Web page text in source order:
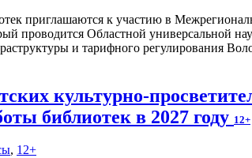
приглашаются к участию в
проводится Областной универсальной
и тарифного регулирования
культурно-
библиотек в 2027 году 12+
, 12+